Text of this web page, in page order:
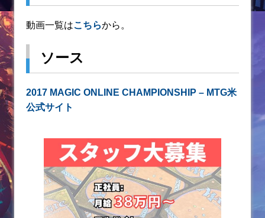
動画一覧はこちらから。
ソース
2017 MAGIC ONLINE CHAMPIONSHIP – MTG米
公式サイト